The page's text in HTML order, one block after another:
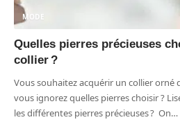
MODE
Quelles pierres précieuses
collier ?
Vous souhaitez acquérir un collier orné
vous ignorez quelles pierres choisir ?
les différentes pierres précieuses ? On…